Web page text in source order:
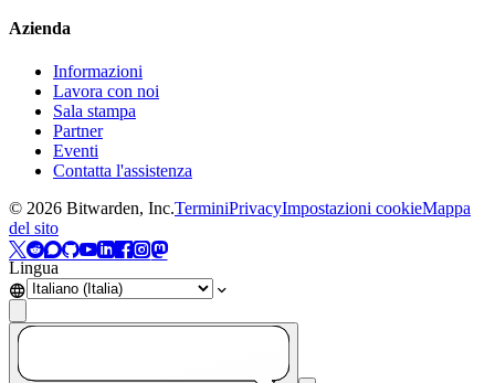
Azienda
Informazioni
Lavora con noi
Sala stampa
Partner
Eventi
Contatta l'assistenza
© 2026 Bitwarden, Inc.TerminiPrivacyImpostazioni cookieMappa
del sito
Lingua